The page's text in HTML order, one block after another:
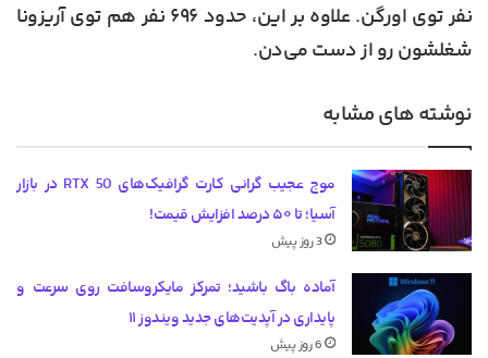
نفر توی اورگن. علاوه بر این، حدود ۶۹۶ نفر هم توی آریزونا
شغلشون رو از دست می‌دن.
نوشته های مشابه
موج عجیب گرانی کارت گرافیک‌های RTX 50 در بازار
آسیا؛ تا ۵۰ درصد افزایش قیمت!
3 روز پیش
آماده باگ باشید؛ تمرکز مایکروسافت روی سرعت و
پایداری در آپدیت‌های جدید ویندوز ۱۱
6 روز پیش